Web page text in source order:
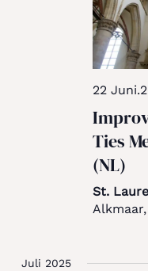
22
Ties
(NL)
St.
Juli 2025